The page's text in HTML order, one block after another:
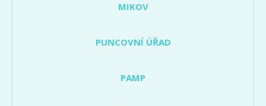
MIKOV
PUNCOVNÍ ÚŘAD
PAMP